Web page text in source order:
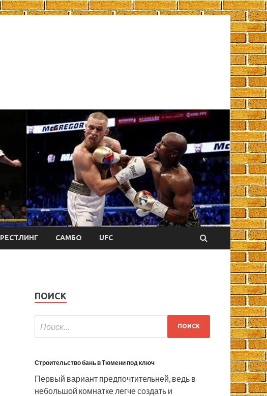
РЕСТЛИНГ САМБО UFC
ПОИСК
Строительство бань в Тюмени под ключ
Первый вариант предпочтительней, ведь в
небольшой комнатке легче создать и